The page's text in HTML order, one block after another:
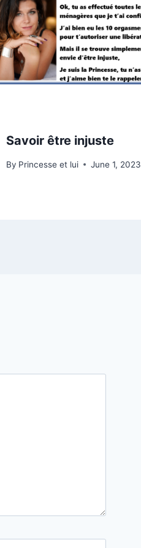
Savoir être injuste
By Princesse et lui June 1, 2023